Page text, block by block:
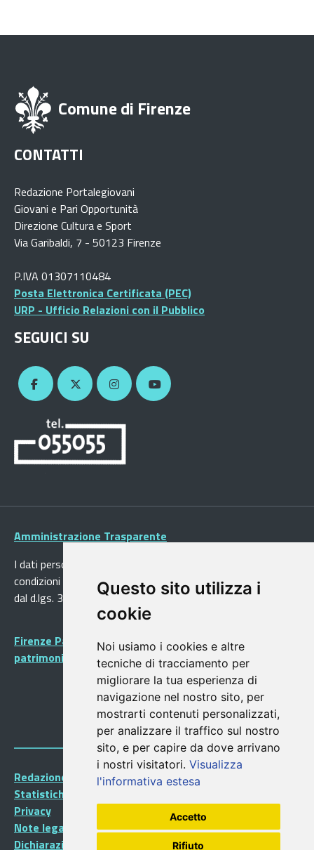
Questo sito utilizza i
cookie
Noi usiamo i cookies e altre
tecniche di tracciamento per
migliorare la tua esperienza di
navigazione nel nostro sito, per
mostrarti contenuti personalizzati,
per analizzare il traffico sul nostro
sito, e per capire da dove arrivano
i nostri visitatori. Visualizza
l'informativa estesa
Accetto
Rifiuto
Comune di Firenze
CONTATTI
Redazione Portalegiovani
Giovani e Pari Opportunità
Direzione Cultura e Sport
Via Garibaldi, 7 - 50123 Firenze
P.IVA 01307110484
Posta Elettronica Certificata (PEC)
URP - Ufficio Relazioni con il Pubblico
SEGUICI SU
Amministrazione Trasparente
I dati personali pubblicati sono riutilizzabili solo alle
condizioni previste dalla direttiva comunitaria 2003/98/CE e
dal d.lgs. 36/2006
Firenze Patrimonio Mondiale - Centro storico di Firenze
patrimonio dell’Umanità
Redazione Portalegiovani
Statistiche
Privacy
Note legali
Dichiarazione di accessibilità